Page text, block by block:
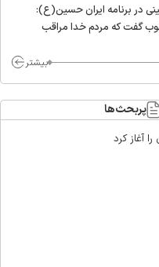
در برنامه ایران حسین(ع):
که مردم خدا مراقب
بیشتر
پربحث‌ها
کرد